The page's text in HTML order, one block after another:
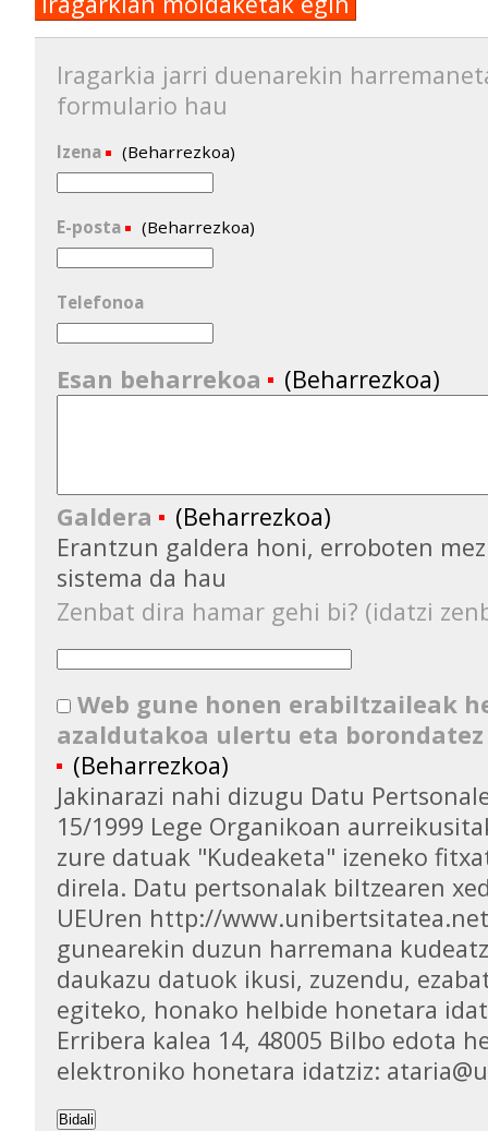
Iragarkia jarri duenarekin
formulario hau
Izena (Beharrezkoa)
E-posta (Beharrezkoa)
Telefonoa
Esan beharrekoa (Beharrezkoa)
Galdera
(Beharrezkoa)
Erantzun galdera honi, erroboten
sistema da hau
Zenbat dira hamar gehi bi? (idatzi
Web gune honen erabiltzaileak
azaldutakoa ulertu eta
(Beharrezkoa)
Jakinarazi nahi dizugu Datu
15/1999 Lege Organikoan
zure datuak "Kudeaketa" izeneko
direla. Datu pertsonalak biltzearen
UEUren http://
gunearekin duzun harremana
daukazu datuok ikusi, zuzendu,
egiteko, honako helbide honetara
Erribera kalea 14, 48005 Bilbo edota
elektroniko honetara idatziz:
Bidali